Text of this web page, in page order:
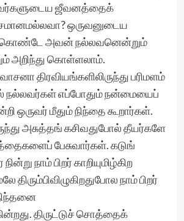
ஜீவனத்தைக்
ஒருவனுடைய
அவன் நல்லவனென்றும்
அறிந்து கொள்ளலாம்.
திரவியங்களிலிருந்து பரிமளம்
நல்லவர்கள் எப்போதும் நன்மையைப்
ஒருவர் மீதும் நிந்தை கூறார்கள்.
அசுத்தங் கசிவதுபோல் தீயர்களே
பேசுவார்கள். கடுங்
நாம் பிறர் காறியுமிழ்கிற
திரும்பிவிழுகிறதுபோல நாம் பிறர்
திருட்டுச் சொத்தைக்